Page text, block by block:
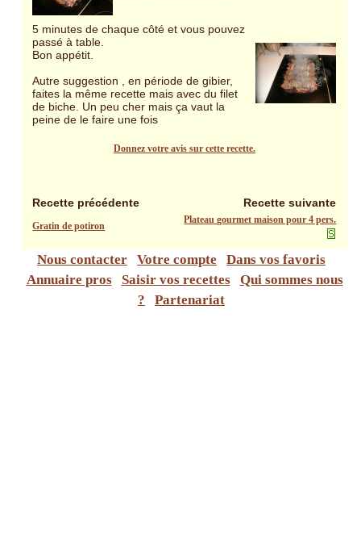
5 minutes de chaque côté et vous pouvez
passé à table.
Bon appétit.
Autre suggestion , en période de gibier,
faites la même recette mais avec du filet
de biche. Un peu cher mais ça vaut la
peine de le faire une fois
Donnez votre avis sur cette recette.
Recette précédente Recette suivante
Gratin de potiron
Plateau gourmet maison pour 4 pers.
Nous contacter Votre compte
Dans vos favoris
Annuaire pros
Saisir vos recettes
Qui sommes nous
?
Partenariat